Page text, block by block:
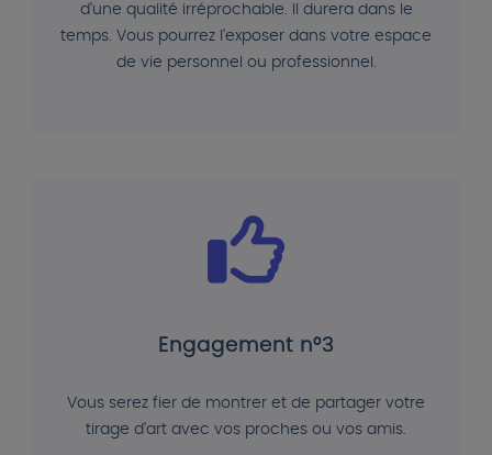
d'une qualité irréprochable. Il durera dans le
temps. Vous pourrez l'exposer dans votre espace
de vie personnel ou professionnel.
Engagement n°3
Vous serez fier de montrer et de partager votre
tirage d'art avec vos proches ou vos amis.